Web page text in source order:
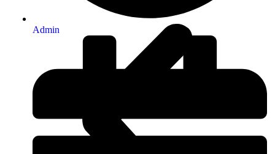
Admin